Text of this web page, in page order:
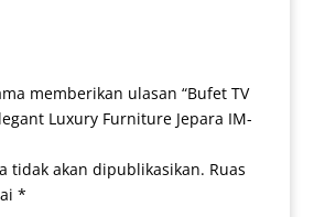
memberikan ulasan “Bufet TV
Luxury Furniture Jepara IM-
tidak akan dipublikasikan. Ruas
*